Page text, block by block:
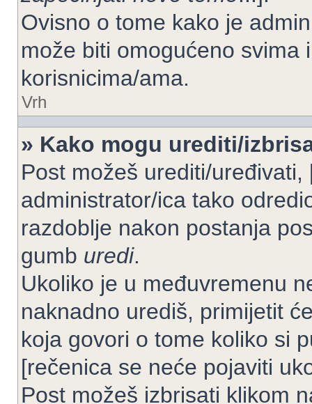
Ovisno o tome kako je
može biti omogućeno svima
korisnicima/ama.
Vrh
» Kako mogu urediti/
Post možeš urediti/
administrator/ica tako
razdoblje nakon postanja
gumb uredi.
Ukoliko je u međuvremenu
naknadno urediš, primijetit
koja govori o tome koliko si
[rečenica se neće pojaviti
Post možeš izbrisati klikom